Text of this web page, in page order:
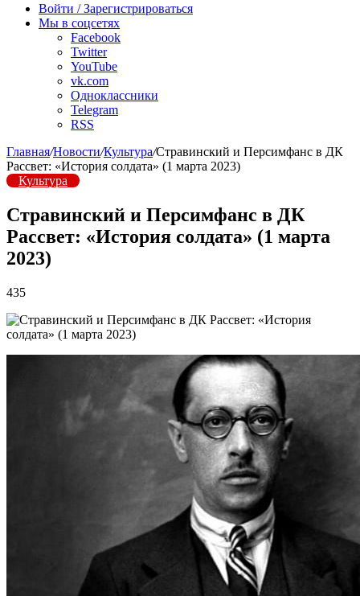
радио
Войти / Зарегистрироваться
Мы в соцсетях
Facebook
Twitter
YouTube
vk.com
Одноклассники
Telegram
RSS
Главная/Новости/Культура/Стравинский и Персимфанс в ДК
Рассвет: «История солдата» (1 марта 2023)
Культура
Стравинский и Персимфанс в ДК
Рассвет: «История солдата» (1 марта
2023)
435